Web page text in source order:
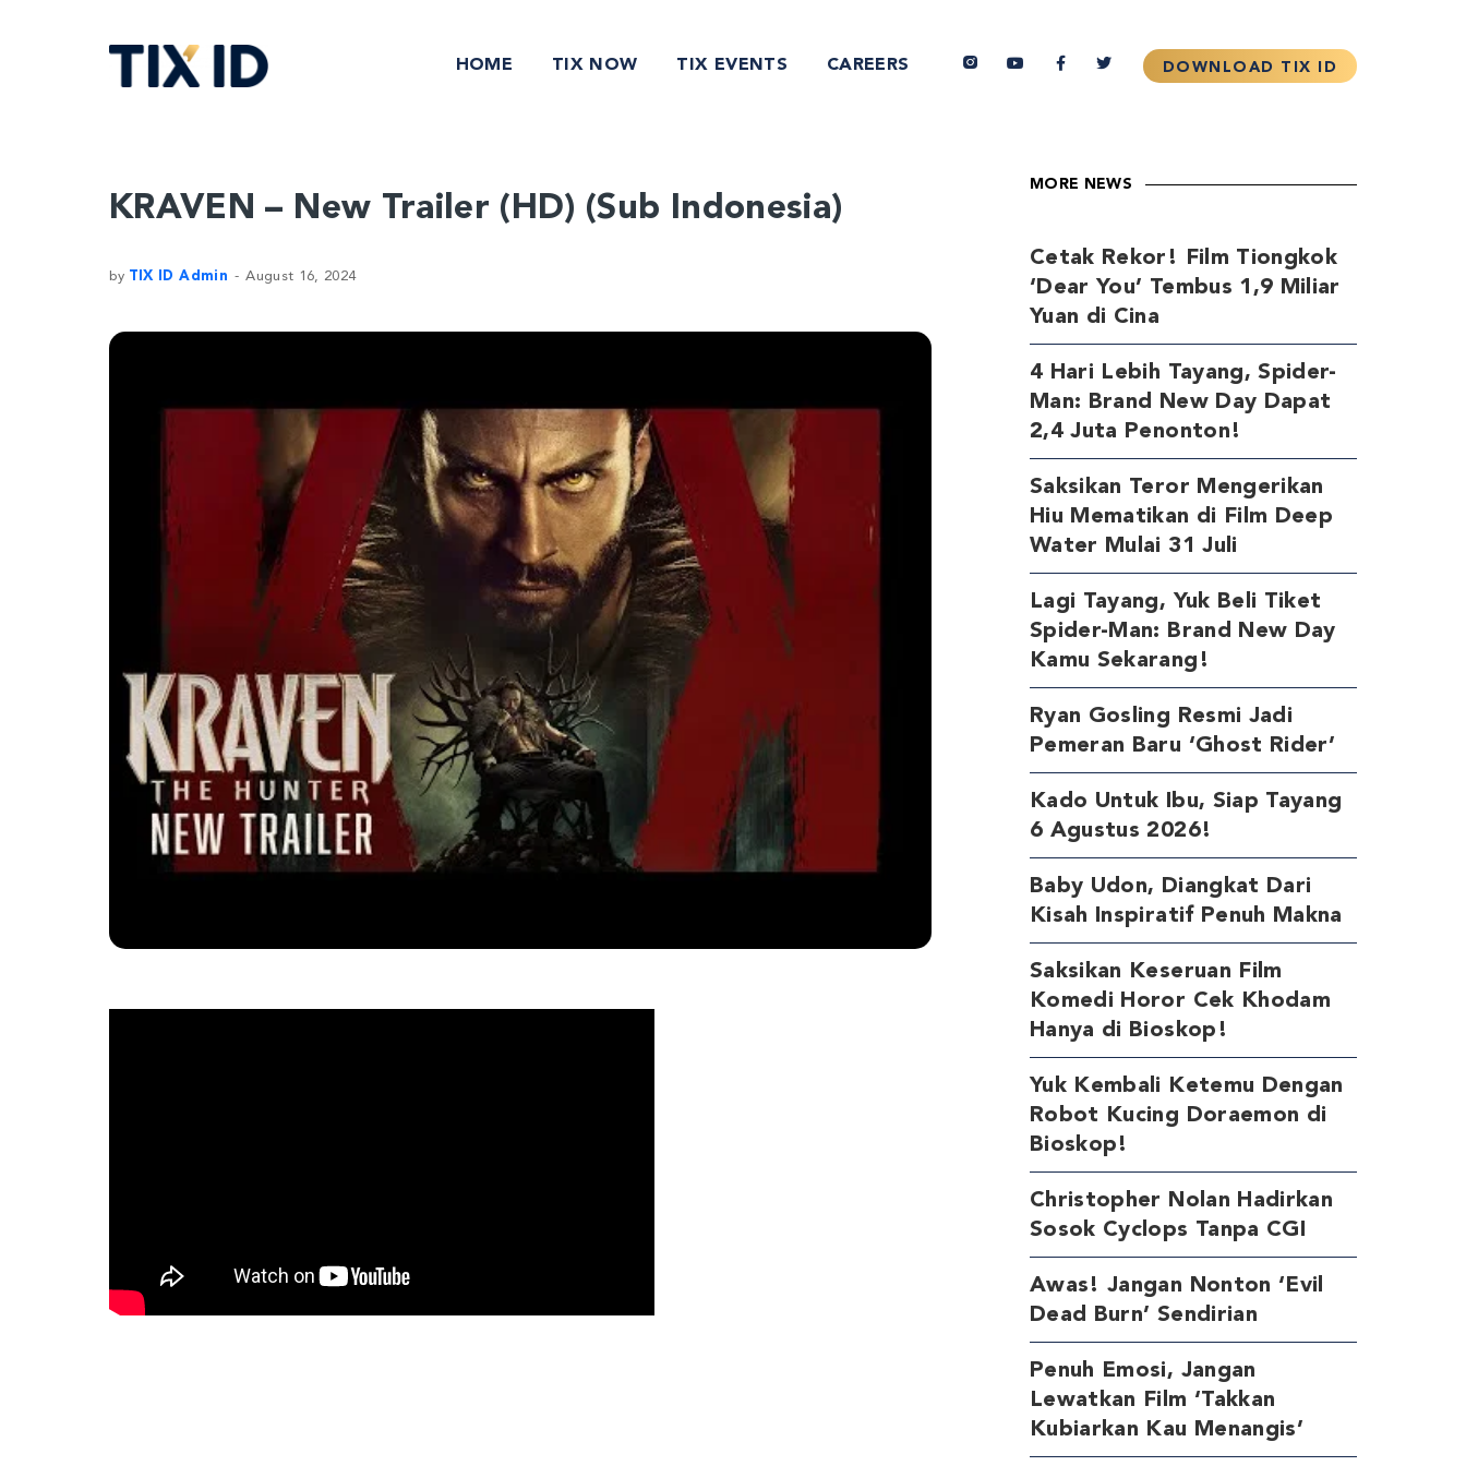
HOME TIX NOW TIX EVENTS CAREERS
KRAVEN – New Trailer (HD) (Sub Indonesia)
by TIX ID Admin August 16, 2024
MORE NEWS
Cetak Rekor! Film Tiongkok
‘Dear You’ Tembus 1,9 Miliar
Yuan di Cina
4 Hari Lebih Tayang, Spider-
Man: Brand New Day Dapat
2,4 Juta Penonton!
Saksikan Teror Mengerikan
Hiu Mematikan di Film Deep
Water Mulai 31 Juli
Lagi Tayang, Yuk Beli Tiket
Spider-Man: Brand New Day
Kamu Sekarang!
Ryan Gosling Resmi Jadi
Pemeran Baru ‘Ghost Rider’
Kado Untuk Ibu, Siap Tayang
6 Agustus 2026!
Baby Udon, Diangkat Dari
Kisah Inspiratif Penuh Makna
Saksikan Keseruan Film
Komedi Horor Cek Khodam
Hanya di Bioskop!
Yuk Kembali Ketemu Dengan
Robot Kucing Doraemon di
Bioskop!
Christopher Nolan Hadirkan
Sosok Cyclops Tanpa CGI
Awas! Jangan Nonton ‘Evil
Dead Burn’ Sendirian
Penuh Emosi, Jangan
Lewatkan Film ‘Takkan
Kubiarkan Kau Menangis’